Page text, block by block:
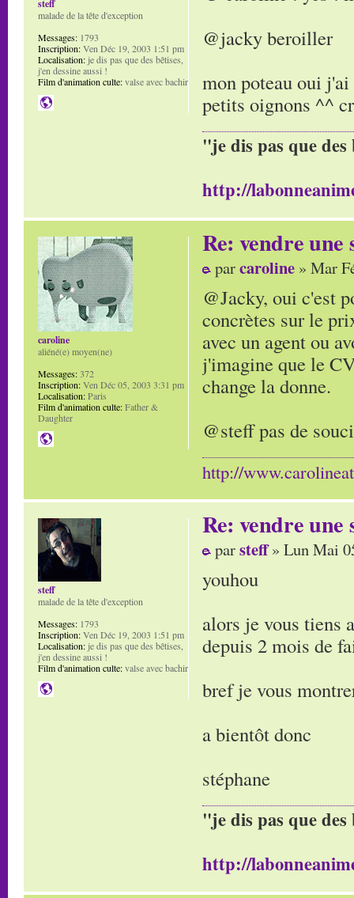
@jacky beroiller
mon poteau oui
petits oignons ^^
"je dis pas que
http://
steff
malade de la tête d'exception
Messages: 1793
Inscription:Ven Déc 19, 2003 1:51 pm
Localisation:je dis pas que des bêtises,
j'en dessine aussi !
Film d'animation culte:valse avec bachir
Re: vendre une
parcaroline » Mar
@Jacky, oui c'est
concrètes sur le
avec un agent ou
j'imagine que le
change la donne.
@steff pas de
http://
caroline
aliéné(e) moyen(ne)
Messages:372
Inscription:Ven Déc 05, 2003 3:31 pm
Localisation:Paris
Film d'animation culte:Father &
Daughter
Re: vendre une
parsteff» Lun Mai
youhou
alors je vous tiens
depuis 2 mois de
bref je vous
a bientôt donc
stéphane
"je dis pas que
http://
steff
malade de la tête d'exception
Messages: 1793
Inscription:Ven Déc 19, 2003 1:51 pm
Localisation:je dis pas que des bêtises,
j'en dessine aussi !
Film d'animation culte:valse avec bachir